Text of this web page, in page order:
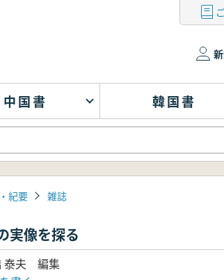
中国書 韓国書
紀要 雑誌
実像を探る
泰夫 編集